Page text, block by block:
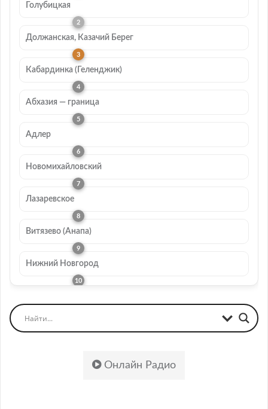
Голубицкая
Должанская, Казачий Берег
Кабардинка (Геленджик)
Абхазия — граница
Адлер
Новомихайловский
Лазаревское
Витязево (Анапа)
Нижний Новгород
Онлайн Радио